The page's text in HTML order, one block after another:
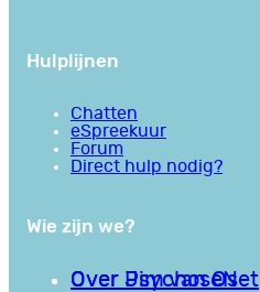
Hulplijnen
Chatten
eSpreekuur
Forum
Direct hulp nodig?
Wie zijn we?
Over PsychoseNet
Over Jim van Os